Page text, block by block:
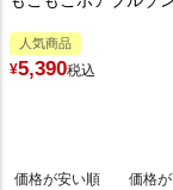
人気商品
¥5,390税込
価格が安い順 価格